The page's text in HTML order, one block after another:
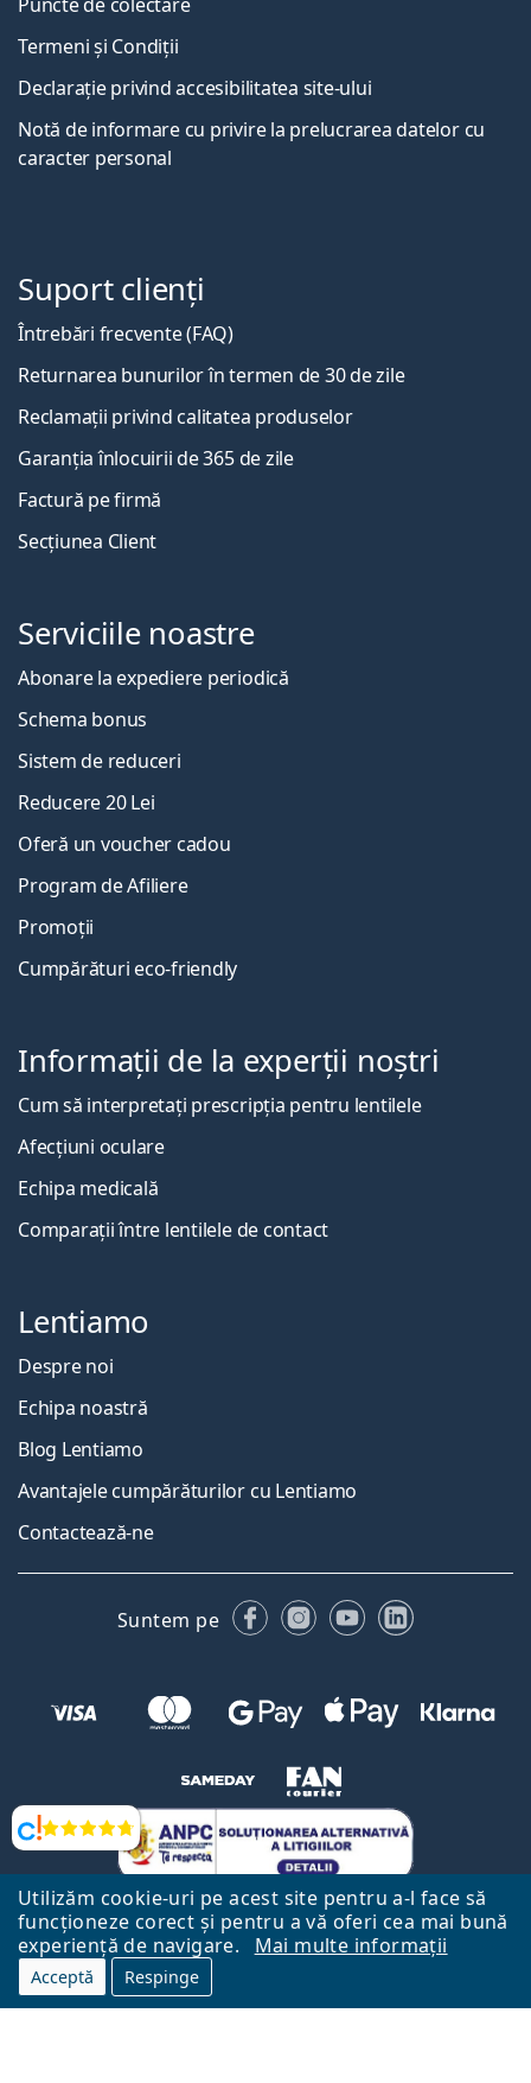
Utilizăm cookie-uri pe acest site pentru a-l face să
funcționeze corect și pentru a vă oferi cea mai bună
experiență de navigare.
Mai multe informații
Acceptă Respinge
Opinii
Termeni și Condiții
Declarație privind accesibilitatea site-ului
Notă de informare cu privire la prelucrarea datelor cu
caracter personal
Suport clienți
Întrebări frecvente (FAQ)
Returnarea bunurilor în termen de 30 de zile
Reclamații privind calitatea produselor
Garanția înlocuirii de 365 de zile
Factură pe firmă
Secțiunea Client
Serviciile noastre
Abonare la expediere periodică
Schema bonus
Sistem de reduceri
Reducere 20 Lei
Oferă un voucher cadou
Program de Afiliere
Promoții
Cumpărături eco-friendly
Informații de la experții noștri
Cum să interpretați prescripția pentru lentilele
Afecțiuni oculare
Echipa medicală
Comparații între lentilele de contact
Lentiamo
Despre noi
Echipa noastră
Blog Lentiamo
Avantajele cumpărăturilor cu Lentiamo
Contactează-ne
Suntem pe FacebookInstagram
YouTubeLinkedIn
Către Pagina Principală
Mai sus